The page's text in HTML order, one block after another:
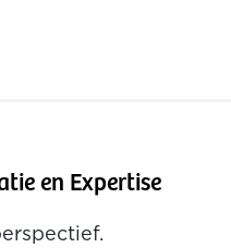
en Expertise